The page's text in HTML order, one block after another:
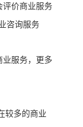
评价商业服务
咨询服务
业服务，更多
较多的商业